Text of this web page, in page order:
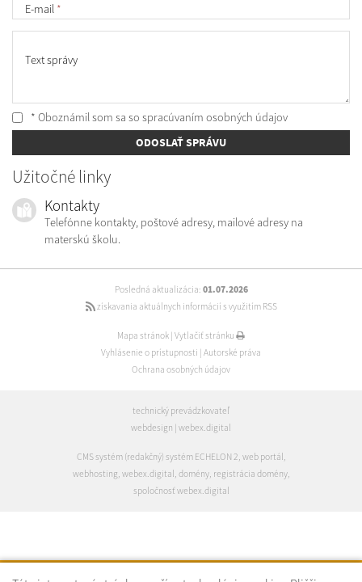
E-mail *
Text správy
* Oboznámil som sa so spracúvaním osobných údajov
ODOSLAŤ SPRÁVU
Užitočné linky
Kontakty
Telefónne kontakty, poštové adresy, mailové adresy na
materskú školu.
Posledná aktualizácia: 01.07.2026
získavania aktuálnych informácií s využitím RSS
Mapa stránok Vytlačiť stránku
Vyhlásenie o prístupnosti Autorské práva
Ochrana osobných údajov
technický prevádzkovateľ
webdesign webex.digital
CMS systém (redakčný) systém ECHELON 2, web portál ,
webhosting, webex.digital , domény, registrácia domény,
spoločnosť webex.digital